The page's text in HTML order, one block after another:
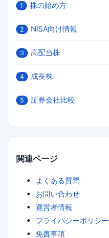
1 株の始め方
2 NISA向け情報
3 高配当株
4 成長株
5 証券会社比較
関連ページ
よくある質問
お問い合わせ
運営者情報
プライバシーポリシー
免責事項